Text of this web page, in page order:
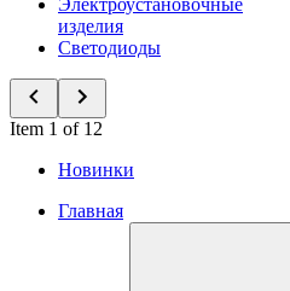
Электроустановочные
изделия
Светодиоды
Item 1 of 12
Новинки
Главная